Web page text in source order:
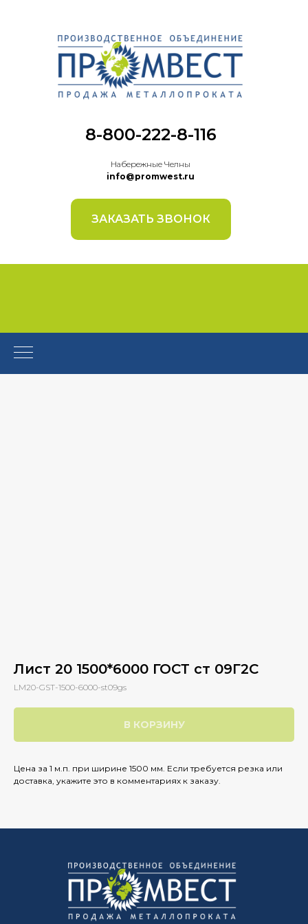
8-800-222-8-116
Набережные Челны
info@promwest.ru
ЗАКАЗАТЬ ЗВОНОК
Лист 20 1500*6000 ГОСТ ст 09Г2С
LM20-GST-1500-6000-st09gs
В КОРЗИНУ
Цена за 1 м.п. при ширине 1500 мм. Если требуется резка или
доставка, укажите это в комментариях к заказу.